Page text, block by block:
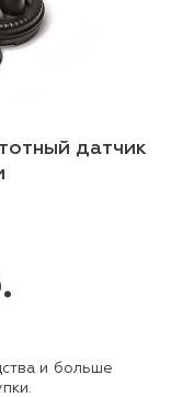
датчик
и больше